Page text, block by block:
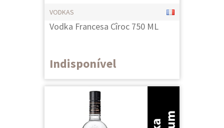
VODKAS
Vodka Francesa Cîroc 750 ML
Indisponível